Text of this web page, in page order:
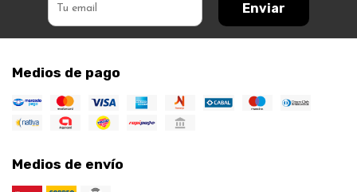
Enviar
Medios de pago
Medios de envío